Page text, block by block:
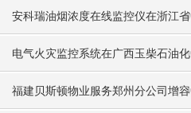
安科瑞油烟浓度在线监控仪在浙江省
某市餐饮油烟监测治理项目中的应用
电气火灾监控系统在广西玉柴石油化
工有限公司技改项目中的应用
福建贝斯顿物业服务郑州分公司增容